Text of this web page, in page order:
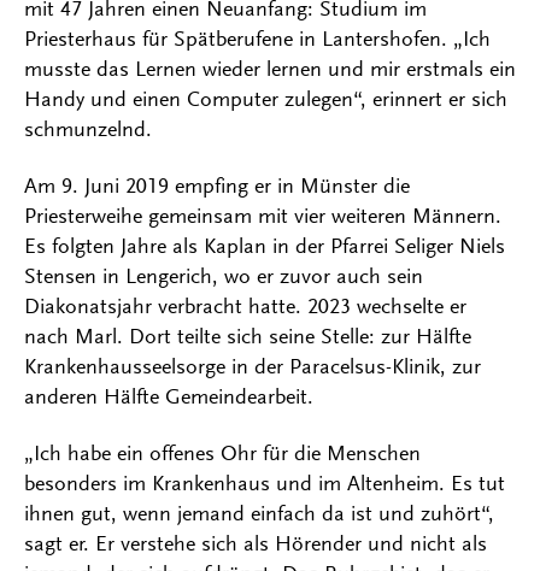
mit 47 Jahren einen Neuanfang: Studium im
Priesterhaus für Spätberufene in Lantershofen. „Ich
musste das Lernen wieder lernen und mir erstmals ein
Handy und einen Computer zulegen“, erinnert er sich
schmunzelnd.
Am 9. Juni 2019 empfing er in Münster die
Priesterweihe gemeinsam mit vier weiteren Männern.
Es folgten Jahre als Kaplan in der Pfarrei Seliger Niels
Stensen in Lengerich, wo er zuvor auch sein
Diakonatsjahr verbracht hatte. 2023 wechselte er
nach Marl. Dort teilte sich seine Stelle: zur Hälfte
Krankenhausseelsorge in der Paracelsus-Klinik, zur
anderen Hälfte Gemeindearbeit.
„Ich habe ein offenes Ohr für die Menschen
besonders im Krankenhaus und im Altenheim. Es tut
ihnen gut, wenn jemand einfach da ist und zuhört“,
sagt er. Er verstehe sich als Hörender und nicht als